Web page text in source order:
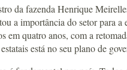
da fazenda Henrique
a importância do setor para
quatro anos, com a
está no seu plano de